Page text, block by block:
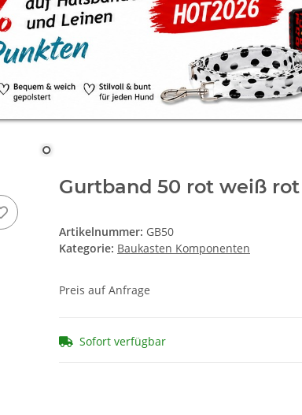
Gurtband 50 rot weiß rot
Artikelnummer: GB50
Kategorie: Baukasten Komponenten
Preis auf Anfrage
Sofort verfügbar